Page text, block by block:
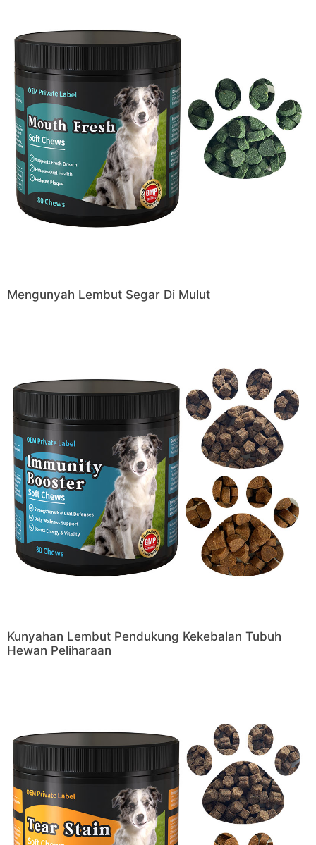
Mengunyah Lembut Segar Di Mulut
Kunyahan Lembut Pendukung Kekebalan Tubuh
Hewan Peliharaan